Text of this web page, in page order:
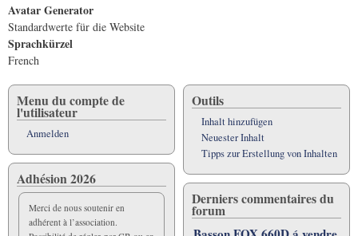
Avatar Generator
Standardwerte für die Website
Sprachkürzel
French
Menu du compte de
l'utilisateur
Anmelden
Adhésion 2026
Merci de nous soutenir en
adhérent à l’association.
Outils
Inhalt hinzufügen
Neuester Inhalt
Tipps zur Erstellung von Inhalten
Derniers commentaires du
forum